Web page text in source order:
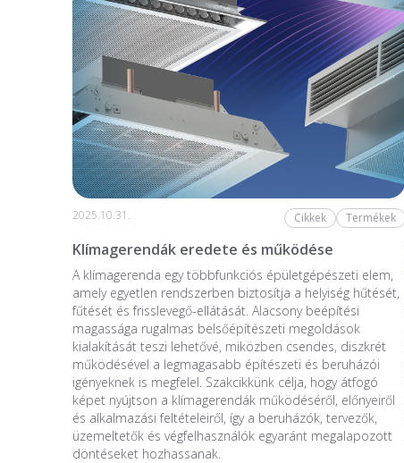
2025.10.31. Cikkek Termékek
Klímagerendák eredete és működése
A klímagerenda egy többfunkciós épületgépészeti elem,
amely egyetlen rendszerben biztosítja a helyiség hűtését,
fűtését és frisslevegő-ellátását. Alacsony beépítési
magassága rugalmas belsőépítészeti megoldások
kialakítását teszi lehetővé, miközben csendes, diszkrét
működésével a legmagasabb építészeti és beruházói
igényeknek is megfelel. Szakcikkünk célja, hogy átfogó
képet nyújtson a klímagerendák működéséről, előnyeiről
és alkalmazási feltételeiről, így a beruházók, tervezők,
üzemeltetők és végfelhasználók egyaránt megalapozott
döntéseket hozhassanak.